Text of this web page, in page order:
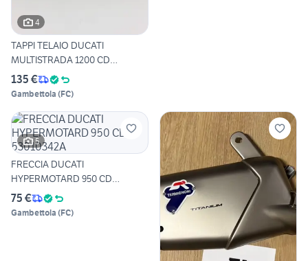
4
TAPPI TELAIO DUCATI
MULTISTRADA 1200 CD
97380441B
135 €
Gambettola (FC)
5
FRECCIA DUCATI
HYPERMOTARD 950 CD
53010342A
75 €
Gambettola (FC)